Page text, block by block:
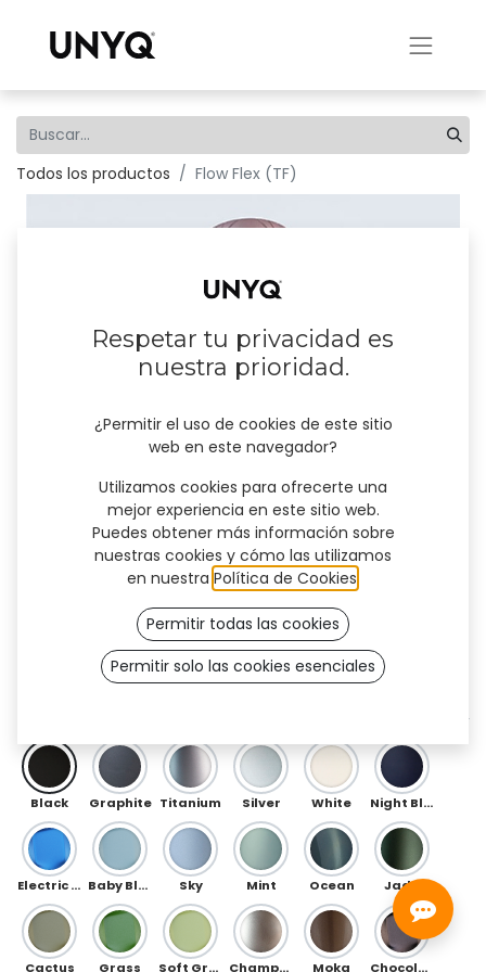
Todos los productos Flow Flex (TF)
Flow Flex (TF)
Black Graphite Titanium Silver White Night Blue
Electric Blue Baby Blue Sky Mint Ocean Jade
Cactus Grass Soft Green Champagne Moka Chocolate
Respetar tu privacidad es
nuestra prioridad.
¿Permitir el uso de cookies de este sitio
web en este navegador?
Utilizamos cookies para ofrecerte una
mejor experiencia en este sitio web.
Puedes obtener más información sobre
nuestras cookies y cómo las utilizamos
en nuestra Política de Cookies
Permitir todas las cookies
Permitir solo las cookies esenciales